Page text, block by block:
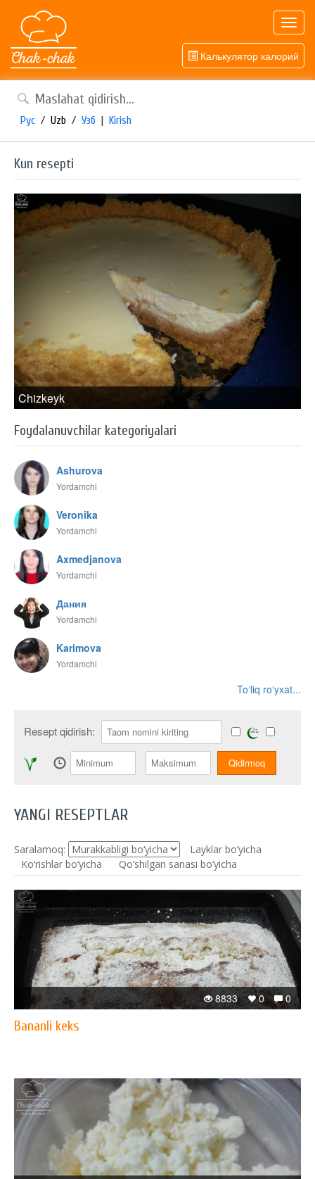
Калькулятор калорий
Рус / Uzb / Узб | Kirish
Kun resepti
Chizkeyk
Foydalanuvchilar kategoriyalari
Ashurova
Yordamchi
Veronika
Yordamchi
Axmedjanova
Yordamchi
Дания
Yordamchi
Karimova
Yordamchi
To‘liq ro‘yxat...
Resept qidirish:
YANGI RESEPTLAR
Saralamoq:
Layklar bo’yicha
Ko‘rishlar bo‘yicha
Qo’shilgan sanasi bo’yicha
0
0
8833
Bananli keks